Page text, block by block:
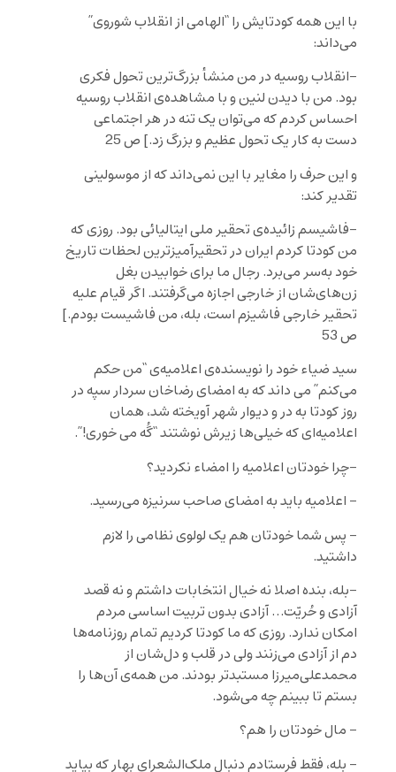
با این همه کودتایش را “الهامی از انقلاب شوروی”
می‌داند:
-انقلاب روسیه در من منشأ بزرگ‌ترین تحول فکری
بود. من با دیدن لنین و با مشاهده‌ی انقلاب روسیه
احساس کردم که می‌توان یک تنه در هر اجتماعی
دست به کار یک تحول عظیم و بزرگ زد.] ص 25
و این حرف را مغایر با این نمی‌داند که از موسولینی
تقدیر کند:
-فاشیسم زائیده‌ی تحقیر ملی ایتالیائی بود. روزی که
من کودتا کردم ایران در تحقیرآمیزترین لحظات تاریخ
خود به‌سر می‌برد. رجال ما برای خوابیدن بغل
زن‌های‌شان از خارجی اجازه می‌گرفتند. اگر قیام علیه
تحقیر خارجی فاشیزم است، بله، من فاشیست بودم.]
ص 53
سید ضیاء خود را نویسنده‌ی اعلامیه‌ی “من حکم
می‌کنم” می داند که به امضای رضاخان سردار سپه در
روز کودتا به در و دیوار شهر آویخته شد، همان
اعلامیه‌ای که خیلی‌ها زیرش نوشتند “گُه می خوری!”.
-چرا خودتان اعلامیه را امضاء نکردید؟
– اعلامیه باید به امضای صاحب سرنیزه می‌رسید.
– پس شما خودتان هم یک لولوی نظامی را لازم
داشتید.
-بله، بنده اصلا نه خیال انتخابات داشتم و نه قصد
آزادی و حُریّت… آزادی بدون تربیت اساسی مردم
امکان ندارد. روزی که ما کودتا کردیم تمام روزنامه‌ها
دم از آزادی می‌زنند ولی در قلب و دل‌شان از
محمدعلی‌میرزا مستبدتر بودند. من همه‌ی آن‌ها را
بستم تا ببینم چه می‌شود.
– مال خودتان را هم؟
– بله، فقط فرستادم دنبال ملک‌الشعرای بهار که بیاید